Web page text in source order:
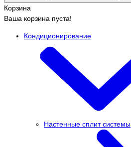
Корзина
Ваша корзина пуста!
Кондиционирование
Настенные сплит системы